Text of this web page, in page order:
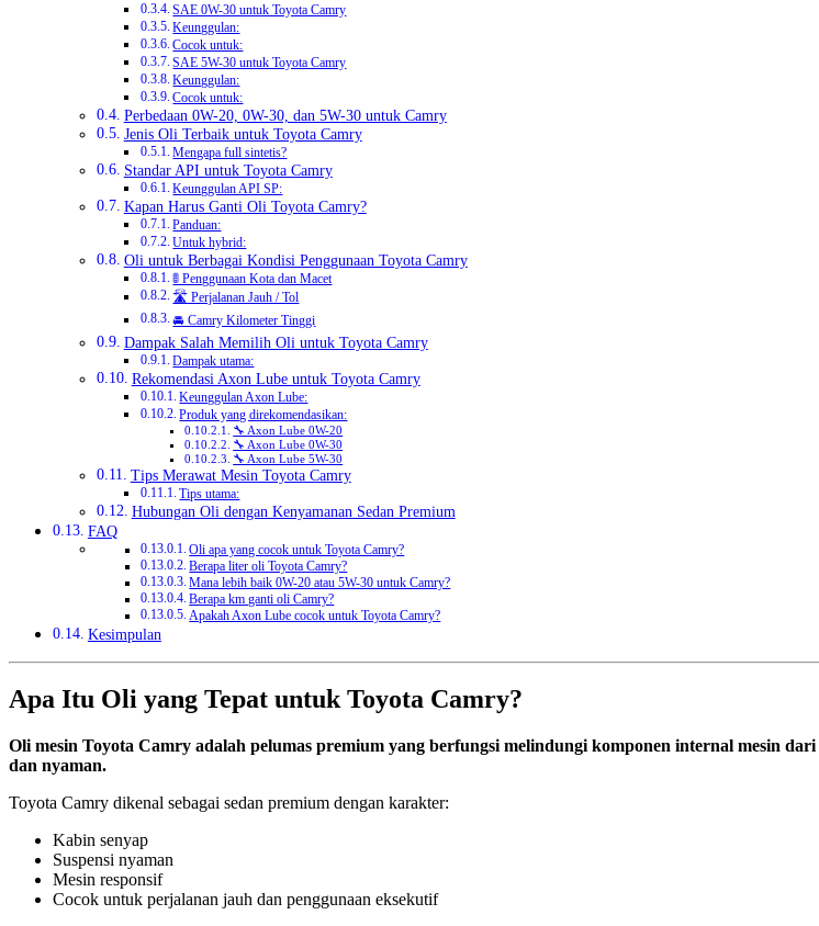
SAE 0W-30 untuk Toyota Camry
Keunggulan:
Cocok untuk:
SAE 5W-30 untuk Toyota Camry
Keunggulan:
Cocok untuk:
Perbedaan 0W-20, 0W-30, dan 5W-30 untuk Camry
Jenis Oli Terbaik untuk Toyota Camry
Mengapa full sintetis?
Standar API untuk Toyota Camry
Keunggulan API SP:
Kapan Harus Ganti Oli Toyota Camry?
Panduan:
Untuk hybrid:
Oli untuk Berbagai Kondisi Penggunaan Toyota Camry
🚦 Penggunaan Kota dan Macet
🛣️ Perjalanan Jauh / Tol
🚘 Camry Kilometer Tinggi
Dampak Salah Memilih Oli untuk Toyota Camry
Dampak utama:
Rekomendasi Axon Lube untuk Toyota Camry
Keunggulan Axon Lube:
Produk yang direkomendasikan:
🔧 Axon Lube 0W-20
🔧 Axon Lube 0W-30
🔧 Axon Lube 5W-30
Tips Merawat Mesin Toyota Camry
Tips utama:
Hubungan Oli dengan Kenyamanan Sedan Premium
FAQ
Oli apa yang cocok untuk Toyota Camry?
Berapa liter oli Toyota Camry?
Mana lebih baik 0W-20 atau 5W-30 untuk Camry?
Berapa km ganti oli Camry?
Apakah Axon Lube cocok untuk Toyota Camry?
Kesimpulan
Apa Itu Oli yang Tepat untuk Toyota Camry?
Oli mesin Toyota Camry adalah pelumas premium yang berfungsi melindungi komponen internal mesin
dan nyaman.
Toyota Camry dikenal sebagai sedan premium dengan karakter:
Kabin senyap
Suspensi nyaman
Mesin responsif
Cocok untuk perjalanan jauh dan penggunaan eksekutif